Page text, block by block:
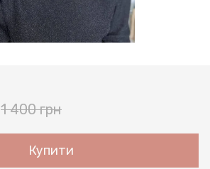
1 400 грн
Купити